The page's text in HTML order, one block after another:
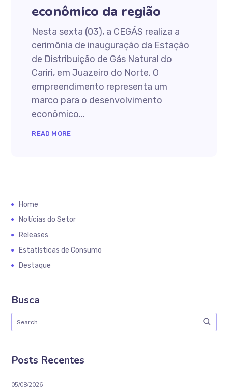
econômico da região
Nesta sexta (03), a CEGÁS realiza a
cerimônia de inauguração da Estação
de Distribuição de Gás Natural do
Cariri, em Juazeiro do Norte. O
empreendimento representa um
marco para o desenvolvimento
econômico...
READ MORE
Home
Notícias do Setor
Releases
Estatísticas de Consumo
Destaque
Busca
Posts Recentes
05/08/2026